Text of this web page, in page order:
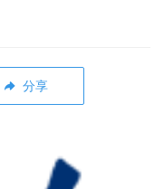
分享